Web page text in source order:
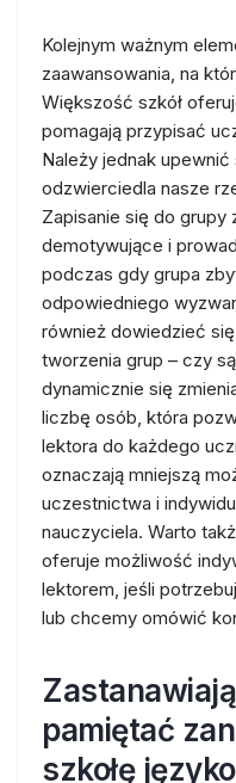
Kolejnym ważnym
zaawansowania, na
Większość szkół
pomagają przypisać
Należy jednak
odzwierciedla nasze
Zapisanie się do
demotywujące i
podczas gdy grupa
odpowiedniego
również dowiedzieć
tworzenia grup – czy
dynamicznie się
liczbę osób, która
lektora do każdego
oznaczają mniejszą
uczestnictwa i
nauczyciela. Warto
oferuje możliwość
lektorem, jeśli
lub chcemy omówić
pamiętać
szkołę